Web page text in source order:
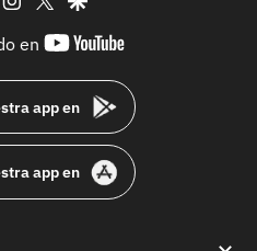
en
youtube-
app en
app en